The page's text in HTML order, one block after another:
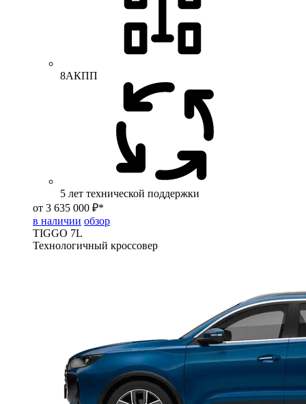
8АКПП
5 лет технической поддержки
от 3 635 000 ₽*
в наличии обзор
TIGGO 7L
Технологичный кроссовер